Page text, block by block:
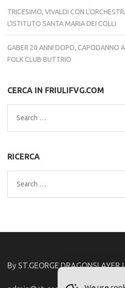
TRICESIMO, VIVALDI CON
L’ISTITUTO SANTA MARIA DEI COLLI
GABER 20 ANNI DOPO, CAPODANNO
FOLK CLUB BUTTRIO
CERCA IN FRIULIFVG.COM
Search
for:
RICERCA
Search
for:
By ST.GEORGE.DRAGONSLAYER